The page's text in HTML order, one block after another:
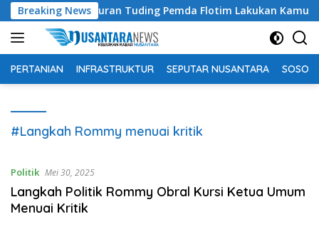
Langsung
ke
konten
Breaking News
Lamawuran Tuding Pemda Flotim Lakukan Kamuflase
PERTANIAN INFRASTRUKTUR SEPUTAR NUSANTARA SOSOK
#Langkah Rommy menuai kritik
Politik Mei 30, 2025
Langkah Politik Rommy Obral Kursi Ketua Umum
Menuai Kritik